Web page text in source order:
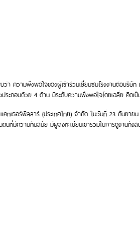
ว่า ความพึงพอใจของผู้เข้าร่วมเยี่ยมชมโรงงานต่อบริษั
ระกอบด้วย 4 ด้าน มีระดับความพึงพอใจโดยเฉลี่ย คิดเ
ทเธอร์พิลลาร์ (ประเทศไทย) จำกัด ในวันที่ 23 กันยาย
ดินที่มีความทันสมัย มีผู้ลงทะเบียนเข้าร่วมในการดูงานทั้ง